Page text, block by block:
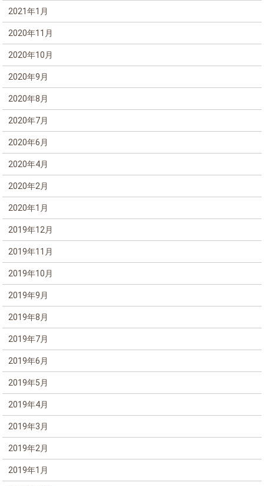
2021年1月
2020年11月
2020年10月
2020年9月
2020年8月
2020年7月
2020年6月
2020年4月
2020年2月
2020年1月
2019年12月
2019年11月
2019年10月
2019年9月
2019年8月
2019年7月
2019年6月
2019年5月
2019年4月
2019年3月
2019年2月
2019年1月